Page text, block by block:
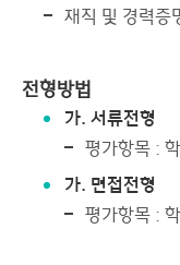
재직 및 경력증
전형방법
가. 서류전형
평가항목 :
가. 면접전형
평가항목 :